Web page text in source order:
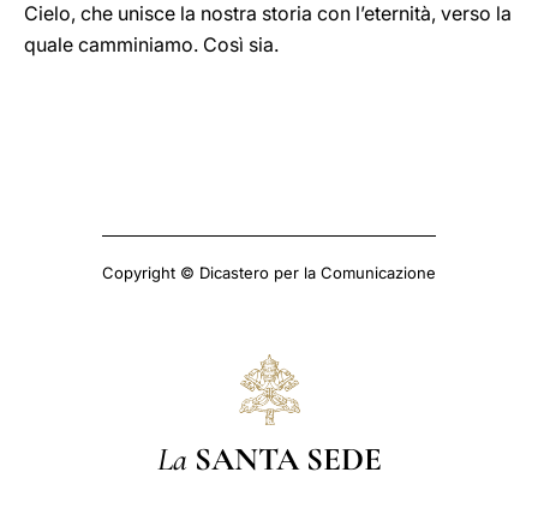
Cielo, che unisce la nostra storia con l’eternità, verso la
quale camminiamo. Così sia.
Copyright © Dicastero per la Comunicazione
La SANTA SEDE